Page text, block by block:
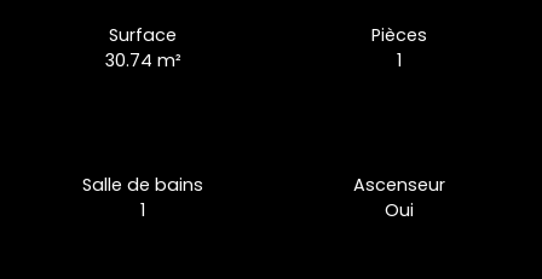
Surface
30.74 m²
Pièces
1
Salle de bains
1
Ascenseur
Oui